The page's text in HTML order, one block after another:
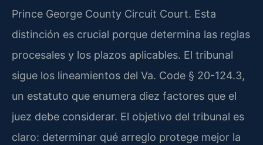
Prince George County Circuit Court. Esta
distinción es crucial porque determina las reglas
procesales y los plazos aplicables. El tribunal
sigue los lineamientos del Va. Code § 20-124.3,
un estatuto que enumera diez factores que el
juez debe considerar. El objetivo del tribunal es
claro: determinar qué arreglo protege mejor la